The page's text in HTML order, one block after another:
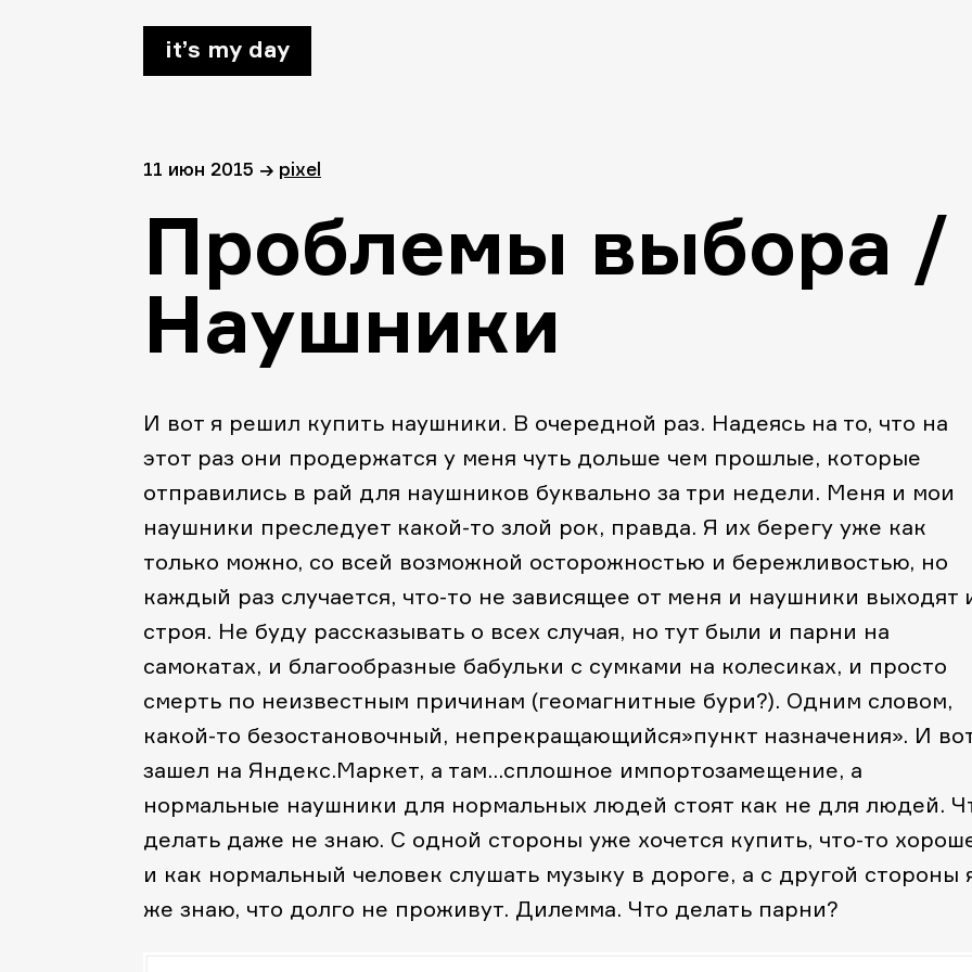
it’s my day
11 июн 2015 → pixel
Проблемы выбора /
Наушники
И вот я решил купить наушники. В очередной раз. Надеясь на то, что на
этот раз они продержатся у меня чуть дольше чем прошлые, которые
отправились в рай для наушников буквально за три недели. Меня и мои
наушники преследует какой-то злой рок, правда. Я их берегу уже как
только можно, со всей возможной осторожностью и бережливостью, но
каждый раз случается, что-то не зависящее от меня и наушники выходят
строя. Не буду рассказывать о всех случая, но тут были и парни на
самокатах, и благообразные бабульки с сумками на колесиках, и просто
смерть по неизвестным причинам (геомагнитные бури?). Одним словом,
какой-то безостановочный, непрекращающийся»пункт назначения». И
зашел на Яндекс.Маркет, а там…сплошное импортозамещение, а
нормальные наушники для нормальных людей стоят как не для людей.
делать даже не знаю. С одной стороны уже хочется купить, что-то
и как нормальный человек слушать музыку в дороге, а с другой стороны
же знаю, что долго не проживут. Дилемма. Что делать парни?